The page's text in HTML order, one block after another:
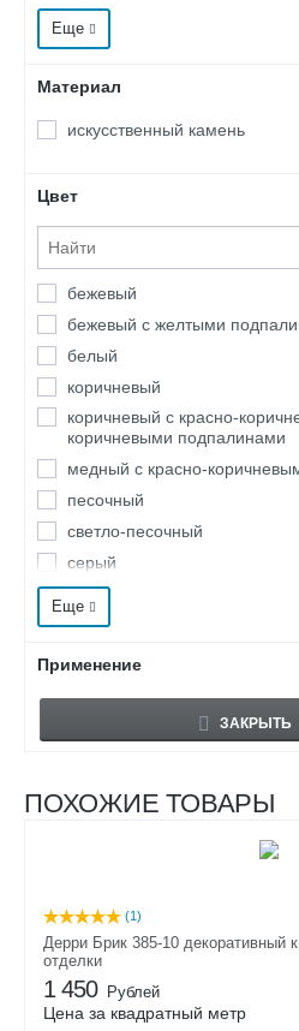
рустовые камни
Еще
Материал
искусственный камень
Цвет
бежевый
бежевый с желтыми
белый
коричневый
коричневый с красно-
коричневыми подпалинами
медный с красно-
песочный
светло-песочный
серый
серый с черными и желтыми
темно-бежевый
подпалинами
Еще
Применение
ЗАКРЫТЬ
ПОХОЖИЕ ТОВАРЫ
(1)
Дерри Брик 385-10 декоративный
отделки
1 450 Рублей
Цена за квадратный метр